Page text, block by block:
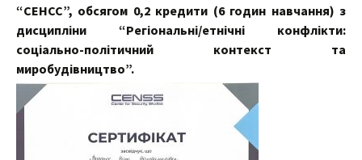
“СЕНСС”, обсягом 0,2 кредити (6 годин навчання) з
дисципліни “Регіональні/етнічні конфлікти:
соціально-політичний контекст та
миробудівництво”.